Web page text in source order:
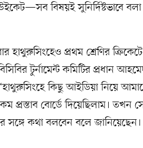
বিষয়ই সুনির্দিষ্টভাবে
প্রথম শ্রেণির
টুর্নামেন্ট কমিটির প্রধান
কিছু আইডিয়া নিয়ে
বোর্ডে দিয়েছিলাম। তখন
সঙ্গে কথা বলবেন বলে